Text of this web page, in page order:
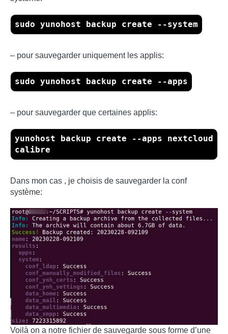
sudo yunohost backup create --system
– pour sauvegarder uniquement les applis:
sudo yunohost backup create --apps
– pour sauvegarder que certaines applis:
yunohost backup create --apps nextcloud
calibre
Dans mon cas , je choisis de sauvegarder la conf
système:
Voilà on a notre fichier de sauvegarde sous forme d’une